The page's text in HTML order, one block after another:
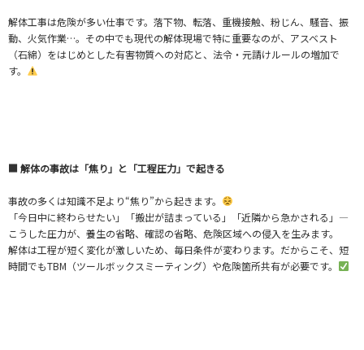
解体工事は危険が多い仕事です。落下物、転落、重機接触、粉じん、騒音、振
動、火気作業…。その中でも現代の解体現場で特に重要なのが、アスベスト
（石綿）をはじめとした有害物質への対応と、法令・元請けルールの増加で
す。
■ 解体の事故は「焦り」と「工程圧力」で起きる
事故の多くは知識不足より“焦り”から起きます。
「今日中に終わらせたい」「搬出が詰まっている」「近隣から急かされる」—
こうした圧力が、養生の省略、確認の省略、危険区域への侵入を生みます。
解体は工程が短く変化が激しいため、毎日条件が変わります。だからこそ、短
時間でもTBM（ツールボックスミーティング）や危険箇所共有が必要です。